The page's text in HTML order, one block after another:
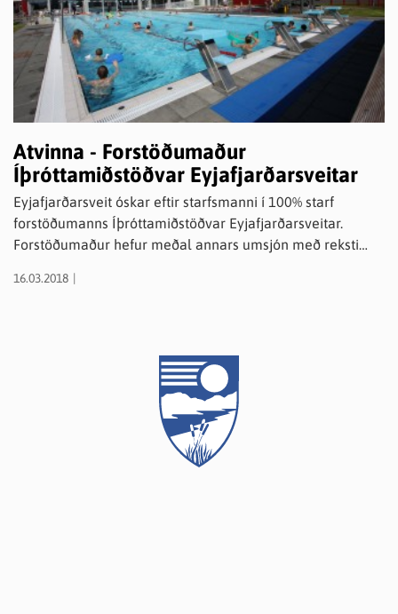
Atvinna - Forstöðumaður
Íþróttamiðstöðvar Eyjafjarðarsveitar
Eyjafjarðarsveit óskar eftir starfsmanni í 100% starf
forstöðumanns Íþróttamiðstöðvar Eyjafjarðarsveitar.
Forstöðumaður hefur meðal annars umsjón með reksti
því að hafa umsjón með íþrótta- og tómstundastarfi í
16.03.2018